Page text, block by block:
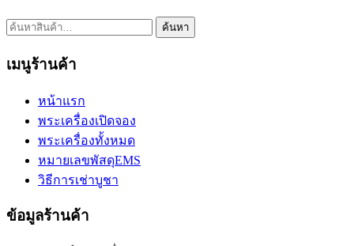
ค้นหา: ค้นหา
เมนูร้านค้า
หน้าแรก
พระเครื่องเปิดจอง
พระเครื่องทั้งหมด
หมายเลขพัสดุEMS
วิธีการเช่าบูชา
ข้อมูลร้านค้า